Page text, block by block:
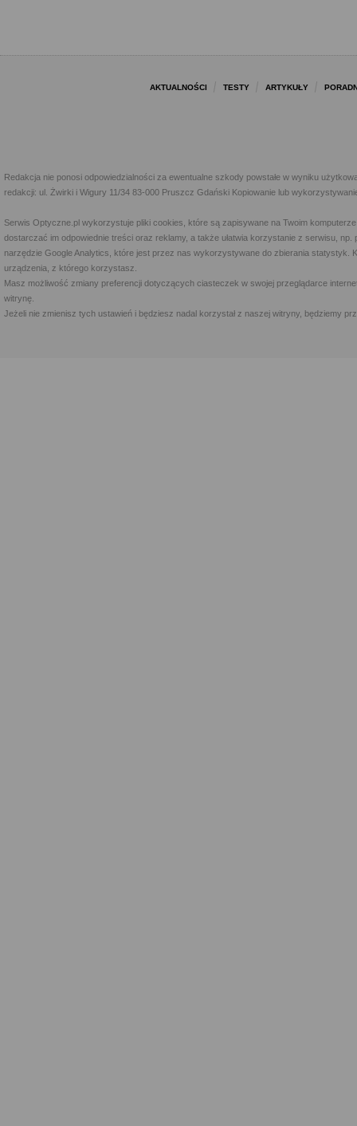
AKTUALNOŚCI TESTY ARTYKUŁY
Redakcja nie ponosi odpowiedzialności za ewentualne szkody powstałe w wyniku
redakcji: ul. Żwirki i Wigury 11/34 83-000 Pruszcz Gdański Kopiowanie lub
Serwis Optyczne.pl wykorzystuje pliki cookies, które są zapisywane na Twoim
dostarczać im odpowiednie treści oraz reklamy, a także ułatwia korzystanie z serwisu,
narzędzie Google Analytics, które jest przez nas wykorzystywane do zbierania statystyk.
urządzenia, z którego korzystasz.
Masz możliwość zmiany preferencji dotyczących ciasteczek w swojej przeglądarce
witrynę.
Jeżeli nie zmienisz tych ustawień i będziesz nadal korzystał z naszej witryny, będziemy